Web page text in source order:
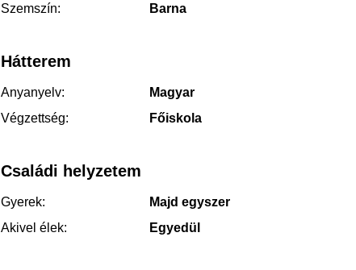
Szemszín:
Barna
Hátterem
Anyanyelv:
Magyar
Végzettség:
Főiskola
Családi helyzetem
Gyerek:
Majd egyszer
Akivel élek:
Egyedül